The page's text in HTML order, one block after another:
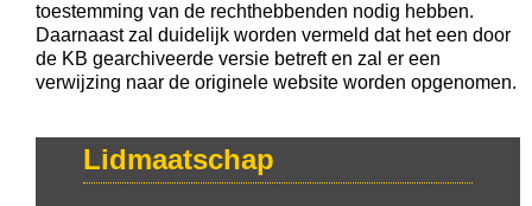
toestemming van de rechthebbenden nodig hebben.
Daarnaast zal duidelijk worden vermeld dat het een door
de KB gearchiveerde versie betreft en zal er een
verwijzing naar de originele website worden opgenomen.
Lidmaatschap